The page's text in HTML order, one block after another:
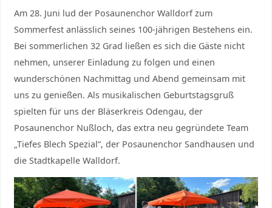
Am 28. Juni lud der Posaunenchor Walldorf zum
Sommerfest anlässlich seines 100-jährigen Bestehens ein.
Bei sommerlichen 32 Grad ließen es sich die Gäste nicht
nehmen, unserer Einladung zu folgen und einen
wunderschönen Nachmittag und Abend gemeinsam mit
uns zu genießen. Als musikalischen Geburtstagsgruß
spielten für uns der Bläserkreis Odengau, der
Posaunenchor Nußloch, das extra neu gegründete Team
„Tiefes Blech Spezial“, der Posaunenchor Sandhausen und
die Stadtkapelle Walldorf.